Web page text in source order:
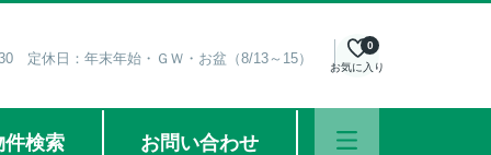
定休日：年末年始・ＧＷ・お盆（8/13～15） お気に入り
0
件検索 お問い合わせ